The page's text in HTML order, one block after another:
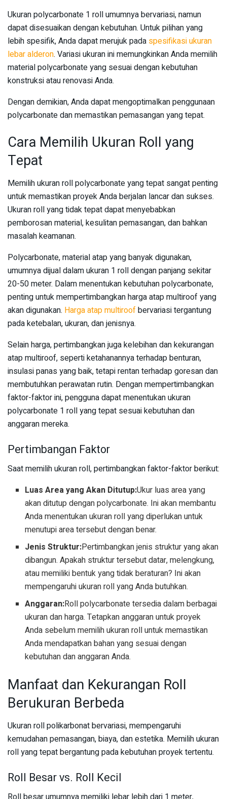
Ukuran polycarbonate 1 roll umumnya bervariasi, namun
dapat disesuaikan dengan kebutuhan. Untuk pilihan yang
lebih spesifik, Anda dapat merujuk pada spesifikasi ukuran
lebar alderon. Variasi ukuran ini memungkinkan Anda memilih
material polycarbonate yang sesuai dengan kebutuhan
konstruksi atau renovasi Anda.
Dengan demikian, Anda dapat mengoptimalkan penggunaan
polycarbonate dan memastikan pemasangan yang tepat.
Cara Memilih Ukuran Roll yang
Tepat
Memilih ukuran roll polycarbonate yang tepat sangat penting
untuk memastikan proyek Anda berjalan lancar dan sukses.
Ukuran roll yang tidak tepat dapat menyebabkan
pemborosan material, kesulitan pemasangan, dan bahkan
masalah keamanan.
Polycarbonate, material atap yang banyak digunakan,
umumnya dijual dalam ukuran 1 roll dengan panjang sekitar
20-50 meter. Dalam menentukan kebutuhan polycarbonate,
penting untuk mempertimbangkan harga atap multiroof yang
akan digunakan. Harga atap multiroofbervariasi tergantung
pada ketebalan, ukuran, dan jenisnya.
Selain harga, pertimbangkan juga kelebihan dan kekurangan
atap multiroof, seperti ketahanannya terhadap benturan,
insulasi panas yang baik, tetapi rentan terhadap goresan dan
membutuhkan perawatan rutin. Dengan mempertimbangkan
faktor-faktor ini, pengguna dapat menentukan ukuran
polycarbonate 1 roll yang tepat sesuai kebutuhan dan
anggaran mereka.
Pertimbangan Faktor
Saat memilih ukuran roll, pertimbangkan faktor-faktor berikut:
Luas Area yang Akan Ditutup:Ukur luas area yang
akan ditutup dengan polycarbonate. Ini akan membantu
Anda menentukan ukuran roll yang diperlukan untuk
menutupi area tersebut dengan benar.
Jenis Struktur:Pertimbangkan jenis struktur yang akan
dibangun. Apakah struktur tersebut datar, melengkung,
atau memiliki bentuk yang tidak beraturan? Ini akan
mempengaruhi ukuran roll yang Anda butuhkan.
Anggaran:Roll polycarbonate tersedia dalam berbagai
ukuran dan harga. Tetapkan anggaran untuk proyek
Anda sebelum memilih ukuran roll untuk memastikan
Anda mendapatkan bahan yang sesuai dengan
kebutuhan dan anggaran Anda.
Manfaat dan Kekurangan Roll
Berukuran Berbeda
Ukuran roll polikarbonat bervariasi, mempengaruhi
kemudahan pemasangan, biaya, dan estetika. Memilih ukuran
roll yang tepat bergantung pada kebutuhan proyek tertentu.
Roll Besar vs. Roll Kecil